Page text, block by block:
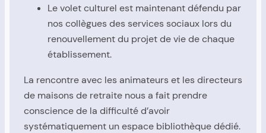
Le volet culturel est maintenant défendu par
nos collègues des services sociaux lors du
renouvellement du projet de vie de chaque
établissement.
La rencontre avec les animateurs et les directeurs
de maisons de retraite nous a fait prendre
conscience de la difficulté d’avoir
systématiquement un espace bibliothèque dédié.